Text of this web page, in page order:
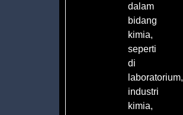
dalam
bidang
kimia,
seperti
di
laboratorium,
industri
kimia,